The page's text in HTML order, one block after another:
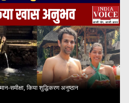
समीक्षा, किया शुद्धिकरण अनुष्ठान